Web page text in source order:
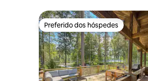
Preferido dos hóspedes
Preferido dos hóspedes